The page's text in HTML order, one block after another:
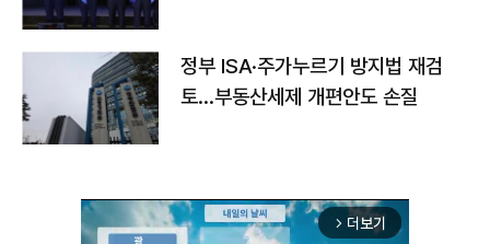
정부 ISA·주가누르기 방지법 재검
토…부동산세제 개편안도 손질
arrow_forward_ios 더보기